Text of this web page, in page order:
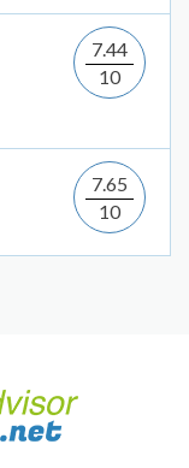
7.44
10
7.65
10